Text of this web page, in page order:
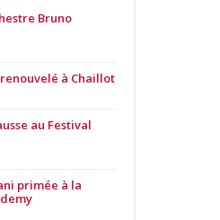
Bruno
à Chaillot
au Festival
primée à la